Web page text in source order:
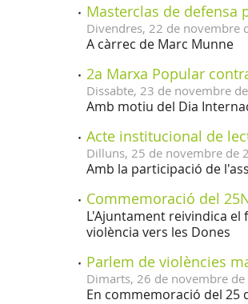
Masterclas de defensa
Divendres, 22 de novembre
A càrrec de Marc Munne
2a Marxa Popular
Dissabte, 23 de novembre de
Amb motiu del Dia
Acte institucional de
Dilluns, 25 de novembre de
Amb la participació de
Commemoració del
L'Ajuntament reivindica el
violència vers les Dones
Parlem de violències
Dimarts, 26 de novembre de
En commemoració del 25